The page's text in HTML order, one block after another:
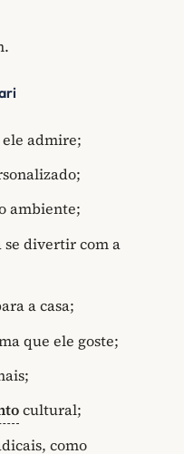
admire;
ambiente;
divertir com a
a casa;
que ele goste;
cultural;
como